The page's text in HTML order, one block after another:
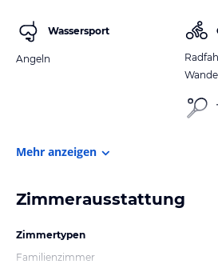
Wassersport
Angeln
Mehr anzeigen
Zimmerausstattung
Zimmertypen
Familienzimmer